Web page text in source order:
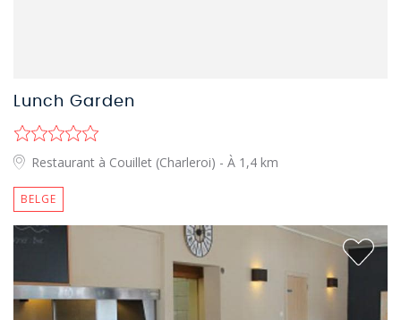
Lunch Garden
Restaurant à Couillet (Charleroi) - À 1,4 km
BELGE